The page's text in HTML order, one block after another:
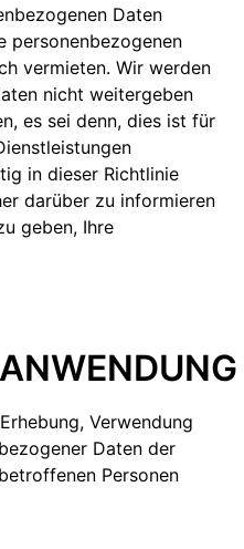
Daten
personenbezogenen
vermieten. Wir werden
nicht weitergeben
es sei denn, dies ist für
in dieser Richtlinie
darüber zu informieren
geben, Ihre
Verwendung
Daten der
Personen